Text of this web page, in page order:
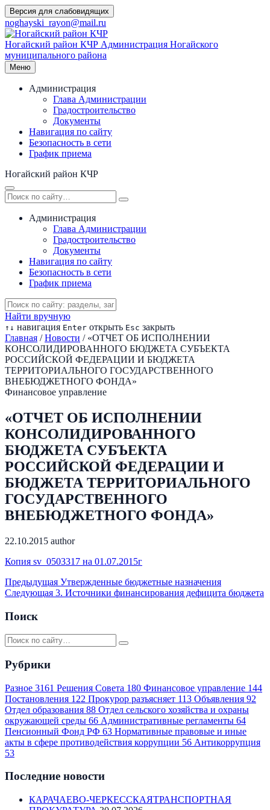
Перейти
к
содержимому
Версия для слабовидящих
noghayski_rayon@mail.ru
Ногайский район КЧР Администрация Ногайского
муниципального района
Меню
Администрация
Глава Администрации
Градостроительство
Документы
Навигация по сайту
Безопасность в сети
График приема
Ногайский район КЧР
Администрация
Глава Администрации
Градостроительство
Документы
Навигация по сайту
Безопасность в сети
График приема
Найти вручную
↑ ↓ навигация Enter открыть Esc закрыть
Главная / Новости / «ОТЧЕТ ОБ ИСПОЛНЕНИИ
КОНСОЛИДИРОВАННОГО БЮДЖЕТА СУБЪЕКТА
РОССИЙСКОЙ ФЕДЕРАЦИИ И БЮДЖЕТА
ТЕРРИТОРИАЛЬНОГО ГОСУДАРСТВЕННОГО
ВНЕБЮДЖЕТНОГО ФОНДА»
Финансовое управление
«ОТЧЕТ ОБ ИСПОЛНЕНИИ
КОНСОЛИДИРОВАННОГО
БЮДЖЕТА СУБЪЕКТА
РОССИЙСКОЙ ФЕДЕРАЦИИ И
БЮДЖЕТА ТЕРРИТОРИАЛЬНОГО
ГОСУДАРСТВЕННОГО
ВНЕБЮДЖЕТНОГО ФОНДА»
22.10.2015 author
Копия sv_0503317 на 01.07.2015г
Предыдущая Утвержденные бюджетные назначения
Следующая 3. Источники финансирования дефицита бюджета
Поиск
Рубрики
Разное 3161 Решения Совета 180 Финансовое управление 144
Постановления 122 Прокурор разъясняет 113 Объявления 92
Отдел образования 88 Отдел сельского хозяйства и охраны
окружающей среды 66 Административные регламенты 64
Пенсионный Фонд РФ 63 Нормативные правовые и иные
акты в сфере противодействия коррупции 56 Антикоррупция
53
Последние новости
КАРАЧАЕВО-ЧЕРКЕССКАЯТРАНСПОРТНАЯ